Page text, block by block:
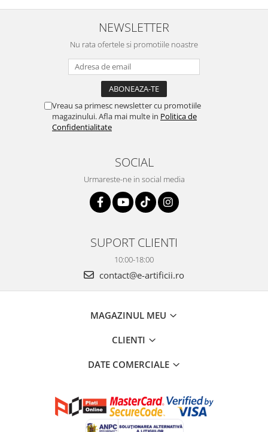
NEWSLETTER
Nu rata ofertele si promotiile noastre
Vreau sa primesc newsletter cu promotiile
magazinului. Afla mai multe in Politica de
Confidentialitate
SOCIAL
Urmareste-ne in social media
SUPORT CLIENTI
10:00-18:00
contact@e-artificii.ro
MAGAZINUL MEU
CLIENTI
DATE COMERCIALE